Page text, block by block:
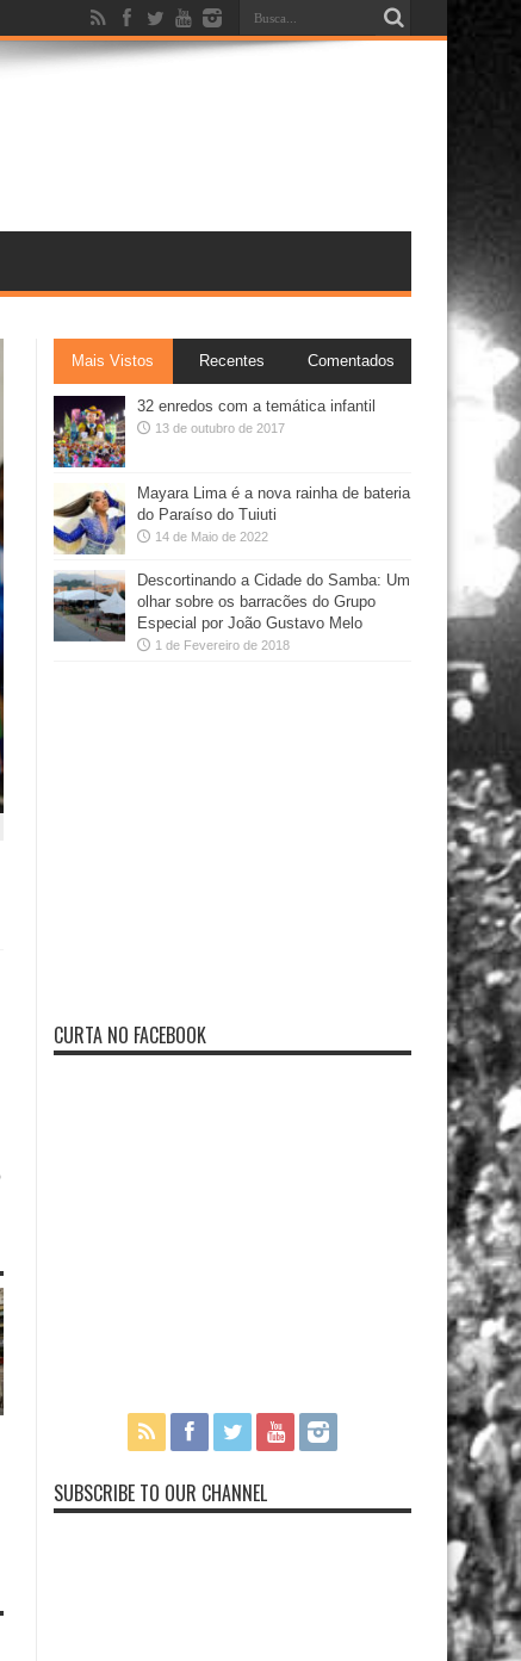
Mais Vistos Recentes Comentados
32 enredos com a temática infantil
13 de outubro de 2017
Mayara Lima é a nova rainha de bateria
do Paraíso do Tuiuti
14 de Maio de 2022
Descortinando a Cidade do Samba: Um
olhar sobre os barracões do Grupo
Especial por João Gustavo Melo
1 de Fevereiro de 2018
CURTA NO FACEBOOK
SUBSCRIBE TO OUR CHANNEL